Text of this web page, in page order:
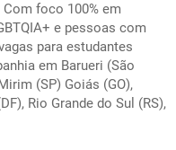
foco 100% em
e pessoas com
para estudantes
em Barueri (São
(SP) Goiás (GO),
Rio Grande do Sul (RS),